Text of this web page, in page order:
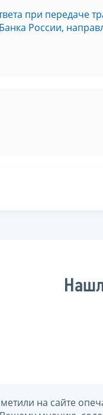
при передаче
России,
на сайте